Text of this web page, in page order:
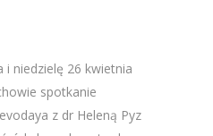
niedzielę 26 kwietnia
spotkanie
z dr Heleną Pyz